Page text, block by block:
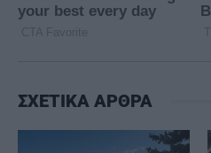
ΣΧΕΤΙΚΑ ΑΡΘΡΑ